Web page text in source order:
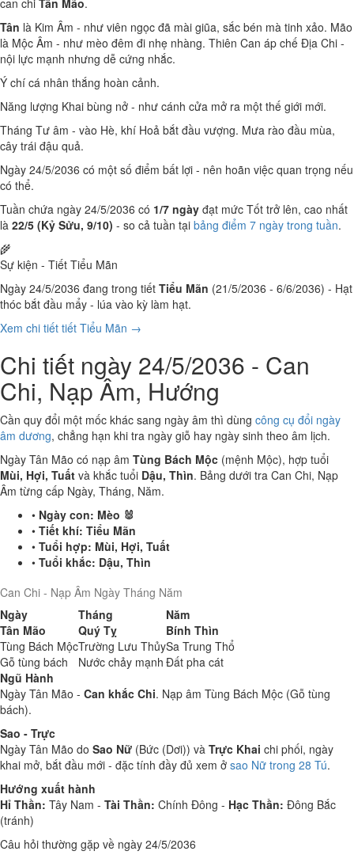
can chi Tân Mão.
Tân là Kim Âm - như viên ngọc đã mài giũa, sắc bén mà tinh xảo. Mão
là Mộc Âm - như mèo đêm đi nhẹ nhàng. Thiên Can áp chế Địa Chi -
nội lực mạnh nhưng dễ cứng nhắc.
Ý chí cá nhân thắng hoàn cảnh.
Năng lượng Khai bùng nở - như cánh cửa mở ra một thế giới mới.
Tháng Tư âm - vào Hè, khí Hoả bắt đầu vượng. Mưa rào đầu mùa,
cây trái đậu quả.
Ngày 24/5/2036 có một số điểm bất lợi - nên hoãn việc quan trọng nếu
có thể.
Tuần chứa ngày 24/5/2036 có 1/7 ngày đạt mức Tốt trở lên, cao nhất
là 22/5 (Kỷ Sửu, 9/10) - so cả tuần tại bảng điểm 7 ngày trong tuần.
🌾
Sự kiện - Tiết Tiểu Mãn
Ngày 24/5/2036 đang trong tiết Tiểu Mãn (21/5/2036 - 6/6/2036) - Hạt
thóc bắt đầu mẩy - lúa vào kỳ làm hạt.
Xem chi tiết tiết Tiểu Mãn →
Chi tiết ngày 24/5/2036 - Can
Chi, Nạp Âm, Hướng
Cần quy đổi một mốc khác sang ngày âm thì dùng công cụ đổi ngày
âm dương, chẳng hạn khi tra ngày giỗ hay ngày sinh theo âm lịch.
Ngày Tân Mão có nạp âm Tùng Bách Mộc (mệnh Mộc), hợp tuổi
Mùi, Hợi, Tuất và khắc tuổi Dậu, Thìn. Bảng dưới tra Can Chi, Nạp
Âm từng cấp Ngày, Tháng, Năm.
• Ngày con: Mèo 🐰
• Tiết khí: Tiểu Mãn
• Tuổi hợp: Mùi, Hợi, Tuất
• Tuổi khắc: Dậu, Thìn
Can Chi - Nạp Âm Ngày Tháng Năm
Ngày
Tháng
Năm
Tân Mão
Quý Tỵ
Bính Thìn
Tùng Bách MộcTrường Lưu ThủySa Trung Thổ
Gỗ tùng bách
Nước chảy mạnh Đất pha cát
Ngũ Hành
Ngày Tân Mão - Can khắc Chi. Nạp âm Tùng Bách Mộc (Gỗ tùng
bách).
Sao - Trực
Ngày Tân Mão do Sao Nữ (Bức (Dơi)) và Trực Khai chi phối, ngày
khai mở, bắt đầu mới - đặc tính đầy đủ xem ở sao Nữ trong 28 Tú.
Hướng xuất hành
Hỉ Thần: Tây Nam - Tài Thần: Chính Đông - Hạc Thần: Đông Bắc
(tránh)
Câu hỏi thường gặp về ngày 24/5/2036